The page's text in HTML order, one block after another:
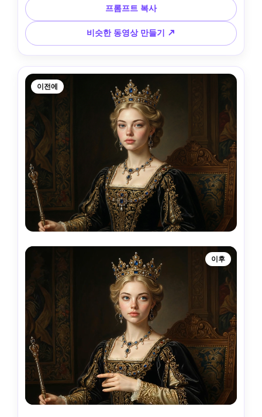
제된 왕실 미소를 형성합니다. 그녀는 느리고 우아한 동작
으로 한 번 부드럽게 고개를 끄덕이며 존재감을 품위 있게
인정합니다. 눈은 차분하고 자신감이 있으며, 자연스러운
시선 초점과 최소한의 깜박임으로 유지됩니다. 손은 전혀
절제되며, 결코 장난스럽거나 캐주얼하지 않습니다. 전반
적인 움직임은 의도적이고 의식적인 느낌이 듭니다. 신체
및 자세: 약간의 자연스러운 호흡 움직임이 있는 직립 자세.
머리 움직임은 부드럽고 느리고 최소입니다. 조명 및 분위
기: 영화 조명은 일관성을 유지합니다. 얼굴 윤곽, 크라운
및 보석에 부드러운 하이라이트. 극적인 조명 변화, 시각 효
과 없음. 스타일: 매우 현실적인 영화 왕실 초상화
video.Elegant, 시대를 초월한, 여왕 같은 motion.No 환상
효과, 현대 제스처, 왜곡 없음, 카메라 움직임 없음.
프롬프트 복사
비슷한 동영상 만들기 ↗
이전에
이후